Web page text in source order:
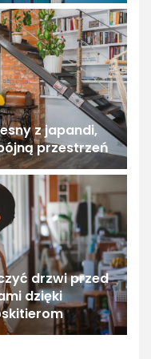
z japandi,
przestrzeń
drzwi przed
dzięki